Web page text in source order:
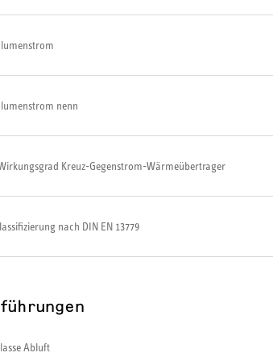
nenn
Kreuz-Gegenstrom-Wärmeübertrager
nach DIN EN 13779
Abluft